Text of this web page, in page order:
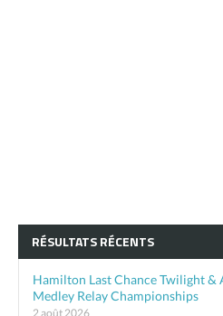
RÉSULTATS RÉCENTS
Hamilton Last Chance Twilight
Medley Relay Championships
2 août 2026